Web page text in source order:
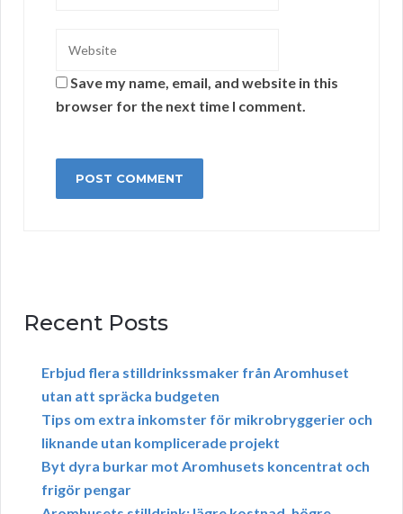
Save my name, email, and website in this
browser for the next time I comment.
Recent Posts
Erbjud flera stilldrinkssmaker från Aromhuset
utan att spräcka budgeten
Tips om extra inkomster för mikrobryggerier och
liknande utan komplicerade projekt
Byt dyra burkar mot Aromhusets koncentrat och
frigör pengar